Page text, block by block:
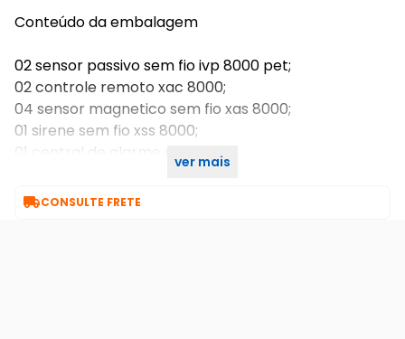
Conteúdo da embalagem
02 sensor passivo sem fio ivp 8000 pet;
02 controle remoto xac 8000;
04 sensor magnetico sem fio xas 8000;
01 sirene sem fio xss 8000;
01 central de alarme amt 8000
ver mais
CONSULTE FRETE